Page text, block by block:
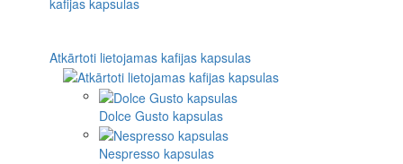
Atkārtoti lietojamas kafijas kapsulas
Dolce Gusto kapsulas
Nespresso kapsulas